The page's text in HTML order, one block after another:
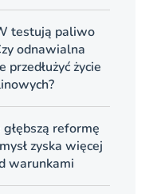
testują paliwo
odnawialna
przedłużyć życie
reformę
zyska więcej
warunkami